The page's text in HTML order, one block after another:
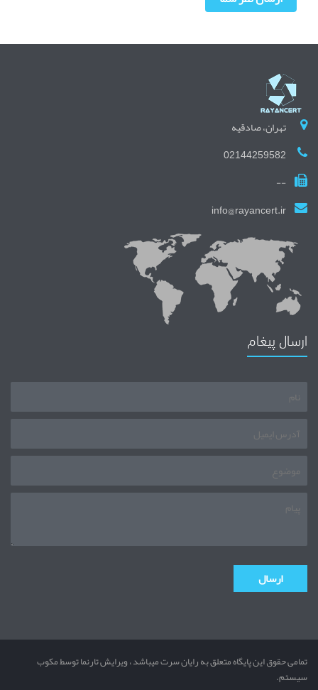
تهران، صادقیه
02144259582
--
info@rayancert.ir
ارسال پیغام
تمامی حقوق این پایگاه متعلق به رایان سرت میباشد ، ویرایش تارنما توسط مکوب
سیستم.